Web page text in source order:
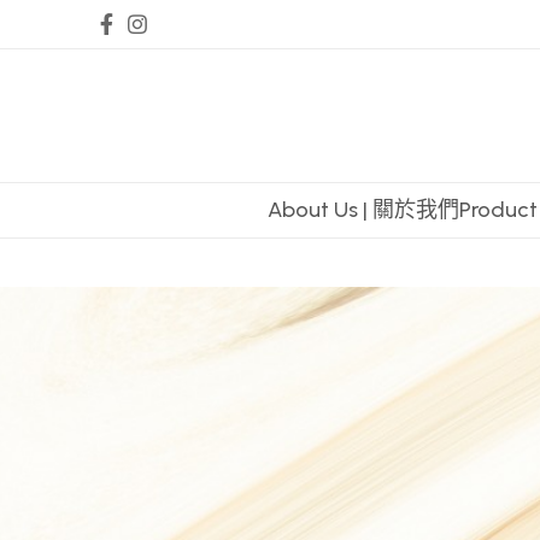
About Us | 關於我們